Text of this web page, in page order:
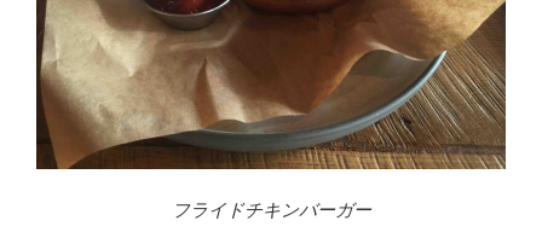
フライドチキンバーガー